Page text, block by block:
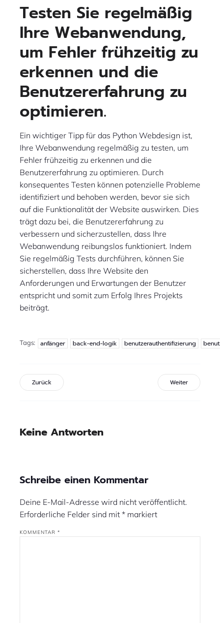
Testen Sie regelmäßig
Ihre Webanwendung,
um Fehler frühzeitig zu
erkennen und die
Benutzererfahrung zu
optimieren.
Ein wichtiger Tipp für das Python Webdesign ist,
Ihre Webanwendung regelmäßig zu testen, um
Fehler frühzeitig zu erkennen und die
Benutzererfahrung zu optimieren. Durch
konsequentes Testen können potenzielle Probleme
identifiziert und behoben werden, bevor sie sich
auf die Funktionalität der Website auswirken. Dies
trägt dazu bei, die Benutzererfahrung zu
verbessern und sicherzustellen, dass Ihre
Webanwendung reibungslos funktioniert. Indem
Sie regelmäßig Tests durchführen, können Sie
sicherstellen, dass Ihre Website den
Anforderungen und Erwartungen der Benutzer
entspricht und somit zum Erfolg Ihres Projekts
beiträgt.
Tags: anfänger back-end-logik benutzerauthentifizierung
Zurück Weiter
Keine Antworten
Schreibe einen Kommentar
Deine E-Mail-Adresse wird nicht veröffentlicht.
Erforderliche Felder sind mit * markiert
KOMMENTAR *